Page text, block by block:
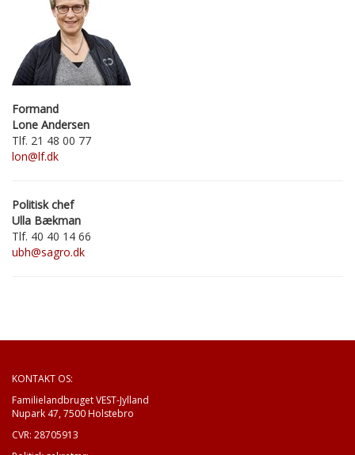
Formand
Lone Andersen
Tlf. 21 48 00 77
lon@lf.dk
Politisk chef
Ulla Bækman
Tlf. 40 40 14 66
ubh@sagro.dk
KONTAKT OS:
Familielandbruget VEST-Jylland
Nupark 47, 7500 Holstebro
CVR: 28705913